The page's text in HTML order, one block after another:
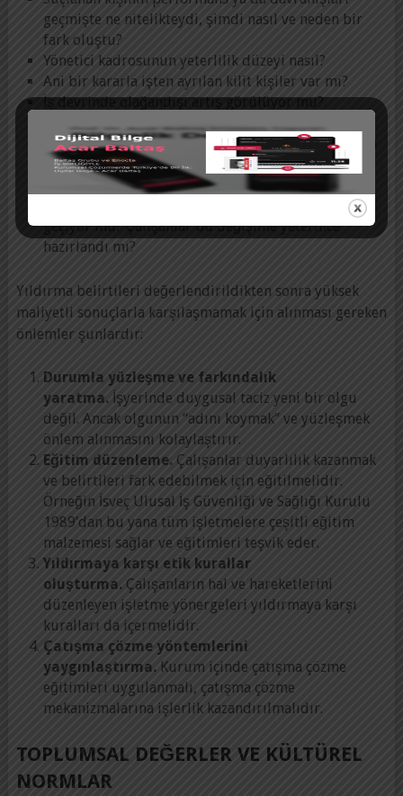
geçmişte ne nitelikteydi, şimdi nasıl ve neden bir
fark oluştu?
Yönetici kadrosunun yeterlilik düzeyi nasıl?
Ani bir kararla işten ayrılan kilit kişiler var mı?
İş devrinde olağandışı artış görülüyor mu?
Sağlık nedeniyle alınan izinlerde artış var mı?
Şirkette nedeni anlaşılamayan bir moral çöküntüsü
gözleniyor mu?
Şirket, yeniden yapılanma, kadro yenileme, yeni
geçiyor mu? Çalışanlar bu değişime yeterince
hazırlandı mı?
Yıldırma belirtileri değerlendirildikten sonra yüksek
maliyetli sonuçlarla karşılaşmamak için alınması gereken
önlemler şunlardır:
Durumla yüzleşme ve farkındalık
yaratma. İşyerinde duygusal taciz yeni bir olgu
değil. Ancak olgunun “adını koymak” ve yüzleşmek
önlem alınmasını kolaylaştırır.
Eğitim düzenleme. Çalışanlar duyarlılık kazanmak
ve belirtileri fark edebilmek için eğitilmelidir.
Örneğin İsveç Ulusal İş Güvenliği ve Sağlığı Kurulu
1989’dan bu yana tüm işletmelere çeşitli eğitim
malzemesi sağlar ve eğitimleri teşvik eder.
Yıldırmaya karşı etik kurallar
oluşturma. Çalışanların hal ve hareketlerini
düzenleyen işletme yönergeleri yıldırmaya karşı
kuralları da içermelidir.
Çatışma çözme yöntemlerini
yaygınlaştırma.Kurum içinde çatışma çözme
eğitimleri uygulanmalı, çatışma çözme
mekanizmalarına işlerlik kazandırılmalıdır.
TOPLUMSAL DEĞERLER VE KÜLTÜREL
NORMLAR